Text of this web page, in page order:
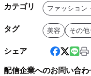
カテゴリ ファッション
タグ 美容 その
シェア
配信企業へのお問い合わ